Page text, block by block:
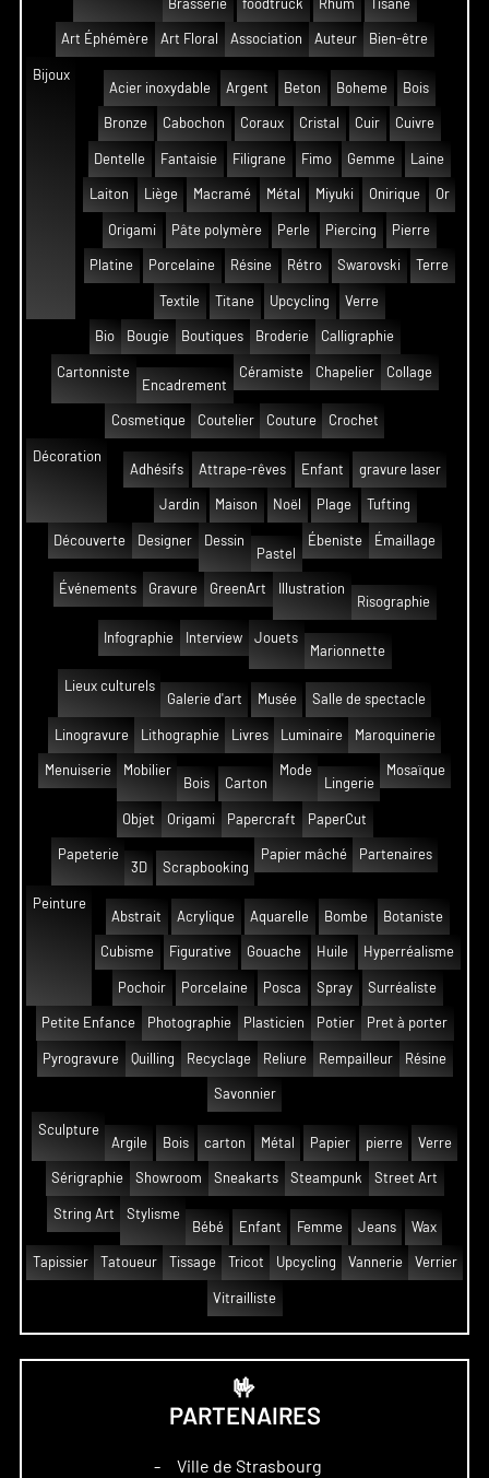
Brasserie
foodtruck Rhum Tisane
Art Éphémère Art Floral Association Auteur Bien-être
Bijoux
Acier inoxydable
Argent Beton Boheme Bois
Bronze Cabochon Coraux Cristal Cuir Cuivre
Dentelle Fantaisie Filigrane Fimo Gemme Laine
Laiton Liège Macramé Métal Miyuki Onirique Or
Origami Pâte polymère Perle Piercing Pierre
Platine Porcelaine Résine Rétro Swarovski Terre
Textile Titane Upcycling Verre
Bio Bougie Boutiques Broderie Calligraphie
Cartonniste
Encadrement
Céramiste Chapelier Collage
Cosmetique Coutelier Couture Crochet
Décoration
Adhésifs
Attrape-rêves Enfant gravure laser
Jardin Maison Noël Plage Tufting
Découverte Designer
Dessin
Pastel
Ébeniste Émaillage
Événements Gravure GreenArt
Illustration
Risographie
Infographie Interview
Jouets
Marionnette
Lieux culturels
Galerie d'art
Musée Salle de spectacle
Linogravure Lithographie Livres Luminaire Maroquinerie
Menuiserie
Mobilier
Bois
Carton
Mode
Lingerie
Mosaïque
Objet Origami Papercraft PaperCut
Papeterie
3D
Scrapbooking
Papier mâché Partenaires
Peinture
Abstrait
Acrylique Aquarelle Bombe Botaniste
Cubisme Figurative Gouache Huile Hyperréalisme
Pochoir Porcelaine Posca Spray Surréaliste
Petite Enfance Photographie Plasticien Potier Pret à porter
Pyrogravure Quilling Recyclage Reliure Rempailleur Résine
Savonnier
Sculpture
Argile
Bois carton Métal Papier pierre Verre
Sérigraphie Showroom Sneakarts Steampunk Street Art
String Art
Stylisme
Bébé
Enfant Femme Jeans Wax
Tapissier Tatoueur Tissage Tricot Upcycling Vannerie Verrier
Vitrailliste
🤟
PARTENAIRES
– Ville de Strasbourg